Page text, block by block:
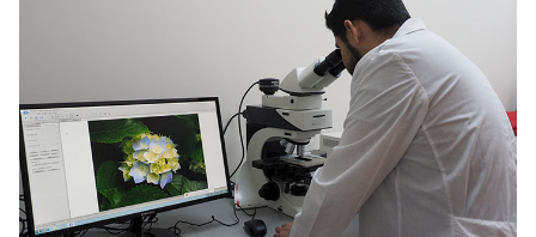
Padres y familia
Vecinos launch
Medios Biblioteca launch
Donaciones launch